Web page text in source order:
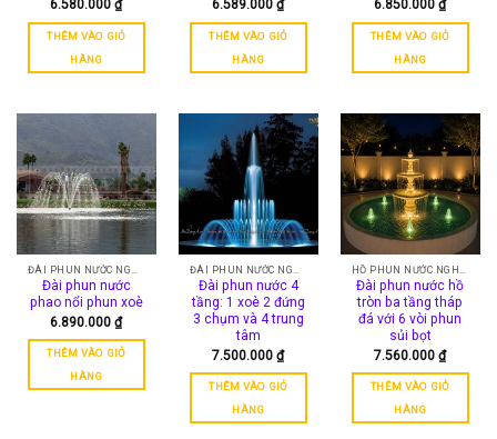
6.580.000₫
THÊM VÀO GIỎ
HÀNG
6.589.000₫
THÊM VÀO GIỎ
HÀNG
6.850.000₫
THÊM VÀO GIỎ
HÀNG
ĐÀI PHUN NƯỚC NGHỆ THUẬT
Đài phun nước
phao nổi phun xoè
6.890.000₫
THÊM VÀO GIỎ
HÀNG
ĐÀI PHUN NƯỚC NGHỆ THUẬT
Đài phun nước 4
tầng: 1 xoè 2 đứng
3 chụm và 4 trung
tâm
7.500.000₫
THÊM VÀO GIỎ
HÀNG
HỒ PHUN NƯỚC NGHỆ THUẬT
Đài phun nước hồ
tròn ba tầng tháp
đá với 6 vòi phun
sủi bọt
7.560.000₫
THÊM VÀO GIỎ
HÀNG